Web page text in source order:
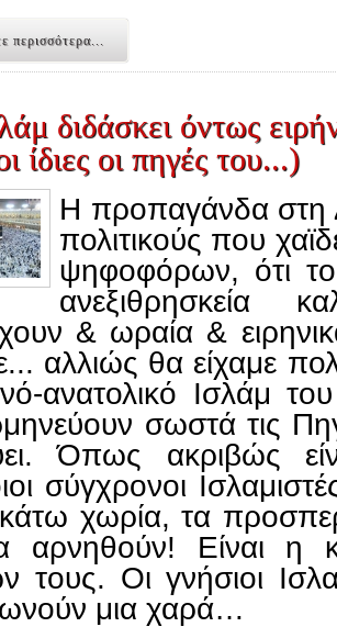
περισσότερα...
διδάσκει όντως
ίδιες οι πηγές του...)
Η προπαγάνδα
πολιτικούς που
ψηφοφόρων, ότι το
ανεξιθρησκεία
& ωραία &
αλλιώς θα είχαμε
ανατολικό Ισλάμ
σωστά τις
Όπως ακριβώς
σύγχρονοι
χωρία, τα
αρνηθούν! Είναι η
τους. Οι γνήσιοι
μια χαρά…